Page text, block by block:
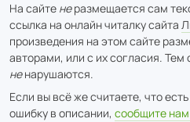
На сайте неразмещается сам
ссылка на онлайн читалку сайта
произведения на этом сайте
авторами, или с их согласия.
ненарушаются.
Если вы всё же считаете, что
ошибку в описании, сообщите